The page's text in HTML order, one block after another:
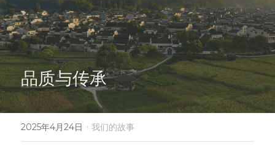
简体中文
简体中文 POWERED BY
品质与传承
2025年4月24日 · 我们的故事